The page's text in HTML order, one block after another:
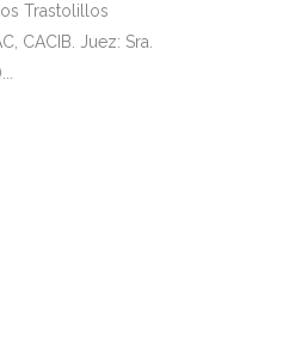
Trastolillos
CACIB. Juez: Sra.